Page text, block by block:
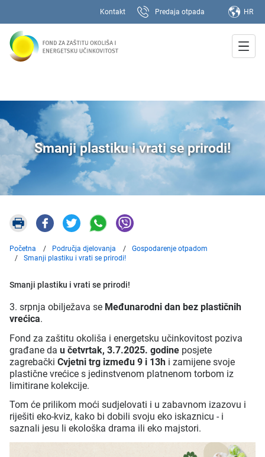
Kontakt Predaja otpada HR
Smanji plastiku i vrati se prirodi!
Početna Područja djelovanja
Gospodarenje otpadom
Smanji plastiku i vrati se prirodi!
Smanji plastiku i vrati se prirodi!
3. srpnja obilježava se Međunarodni dan bez plastičnih
vrećica.
Fond za zaštitu okoliša i energetsku učinkovitost poziva
građane da u četvrtak, 3.7.2025. godine posjete
zagrebački Cvjetni trg između 9 i 13h i zamijene svoje
plastične vrećice s jedinstvenom platnenom torbom iz
limitirane kolekcije.
Tom će prilikom moći sudjelovati i u zabavnom izazovu i
riješiti eko-kviz, kako bi dobili svoju eko iskaznicu - i
saznali jesu li ekološka drama ili eko majstori.